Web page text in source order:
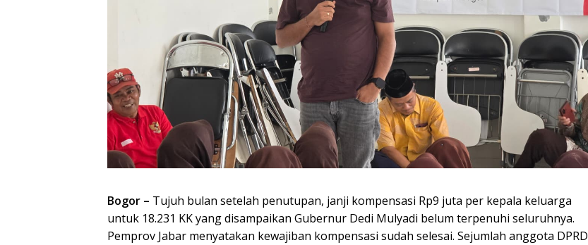
Bogor – Tujuh bulan setelah penutupan, janji kompensasi Rp9 juta per kepala keluarga
untuk 18.231 KK yang disampaikan Gubernur Dedi Mulyadi belum terpenuhi seluruhnya.
Pemprov Jabar menyatakan kewajiban kompensasi sudah selesai. Sejumlah anggota DPRD